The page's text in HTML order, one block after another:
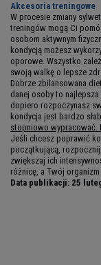
Akcesoria treningowe
W procesie zmiany
treningów mogą Ci
osobom aktywnym
kondycją możesz
oporowe. Wszystko
swoją walkę o lepsze
Dobrze zbilansowana
danej osoby to
dopiero rozpoczynasz
kondycja jest bardzo
stopniowo wypracować.
Jeśli chcesz poprawić
początkującą,
zwiększaj ich
różnicę, a Twój
Data publikacji: 25